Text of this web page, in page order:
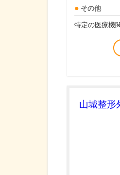
その他
特定の医療機
山城整形